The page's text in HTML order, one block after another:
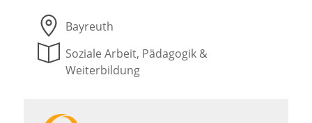
Bayreuth
Soziale Arbeit, Pädagogik &
Weiterbildung